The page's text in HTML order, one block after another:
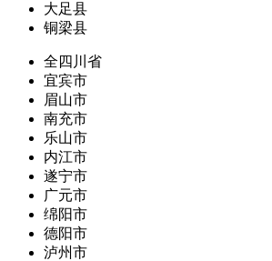
大足县
铜梁县
全四川省
宜宾市
眉山市
南充市
乐山市
内江市
遂宁市
广元市
绵阳市
德阳市
泸州市